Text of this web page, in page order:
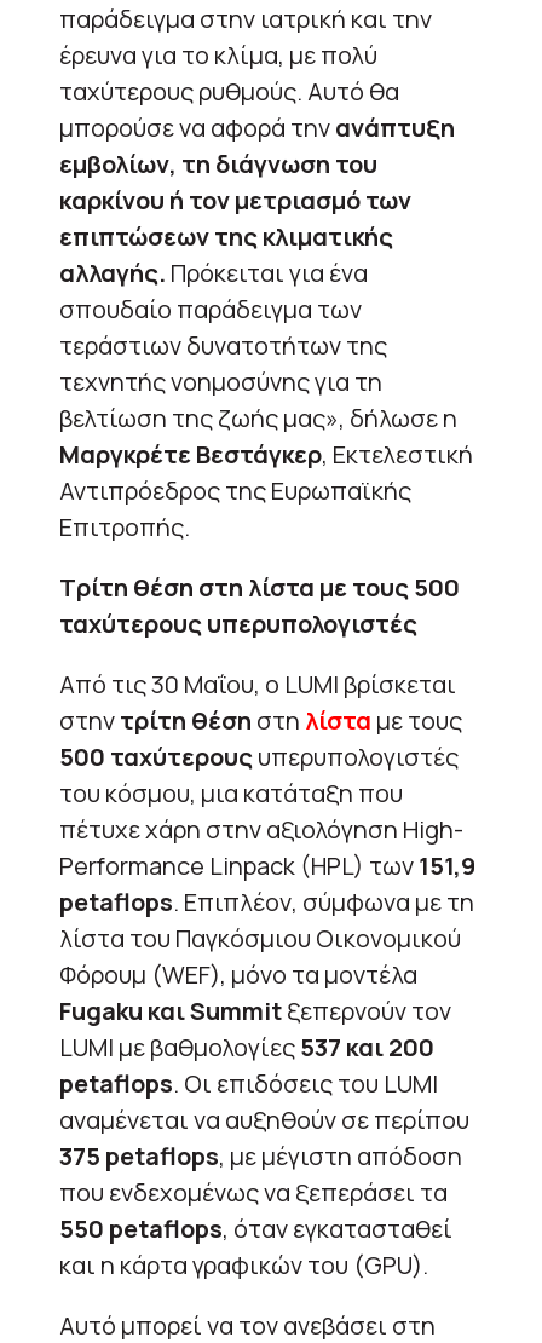
παράδειγμα στην ιατρική και την
έρευνα για το κλίμα, με πολύ
ταχύτερους ρυθμούς. Αυτό θα
μπορούσε να αφορά τηνανάπτυξη
εμβολίων, τη διάγνωση του
καρκίνου ή τον μετριασμό των
επιπτώσεων της κλιματικής
αλλαγής. Πρόκειται για ένα
σπουδαίο παράδειγμα των
τεράστιων δυνατοτήτων της
τεχνητής νοημοσύνης για τη
βελτίωση της ζωής μας», δήλωσε η
Μαργκρέτε Βεστάγκερ, Εκτελεστική
Αντιπρόεδρος της Ευρωπαϊκής
Επιτροπής.
Τρίτη θέση στη λίστα με τους 500
ταχύτερους υπερυπολογιστές
Από τις 30 Μαΐου, ο LUMI βρίσκεται
στηντρίτη θέση στη λίστα με τους
500 ταχύτερουςυπερυπολογιστές
του κόσμου, μια κατάταξη που
πέτυχε χάρη στην αξιολόγηση High-
Performance Linpack (HPL) των151,9
petaflops. Επιπλέον, σύμφωνα με τη
λίστα του Παγκόσμιου Οικονομικού
Φόρουμ (WEF), μόνο τα μοντέλα
Fugaku και Summitξεπερνούν τον
LUMI με βαθμολογίες537 και 200
petaflops. Οι επιδόσεις του LUMI
αναμένεται να αυξηθούν σε περίπου
375 petaflops, με μέγιστη απόδοση
που ενδεχομένως να ξεπεράσει τα
550 petaflops, όταν εγκατασταθεί
και η κάρτα γραφικών του (GPU).
Αυτό μπορεί να τον ανεβάσει στη